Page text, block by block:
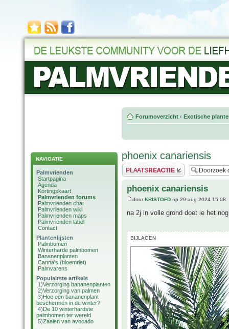
NAVIGATIE
Palmvrienden
Startpagina
Agenda
Kortingskaart
Palmvrienden forums
Palmvrienden chat
Palmvrienden wiki
Palmvrienden maps
Palmvrienden label
Contact
Plantenlijsten
Palmbomen
Winterharde palmbomen
Bananenplanten
Canna's (bloemriet)
Palmvarens
Populairste artikels
1)Verzorging bananenplanten
2)Verzorging van palmen
3)Hoe een bananenplant
beschermen in de winter?
4)De 10 winterhardste
palmbomen ter wereld
5)Zaaien van avocado
Forumoverzicht ‹ Exotische
phoenix canariensis
Plaats een reactie
phoenix canariensis
doorKRISTOFD op 29 aug 2024 15:08
na 2j in volle grond doet ie het
BIJLAGEN